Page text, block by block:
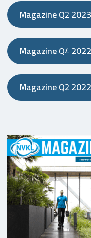
Magazine Q2 2023
Magazine Q4 2022
Magazine Q2 2022